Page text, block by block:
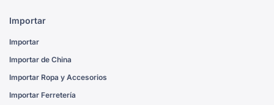
Importar
Importar
Importar de China
Importar Ropa y Accesorios
Importar Ferretería